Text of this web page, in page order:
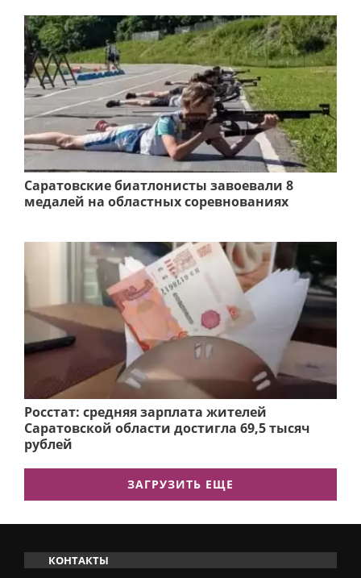
Саратовские биатлонисты завоевали 8
медалей на областных соревнованиях
Росстат: средняя зарплата жителей
Саратовской области достигла 69,5 тысяч
рублей
ЗАГРУЗИТЬ ЕЩЕ
КОНТАКТЫ